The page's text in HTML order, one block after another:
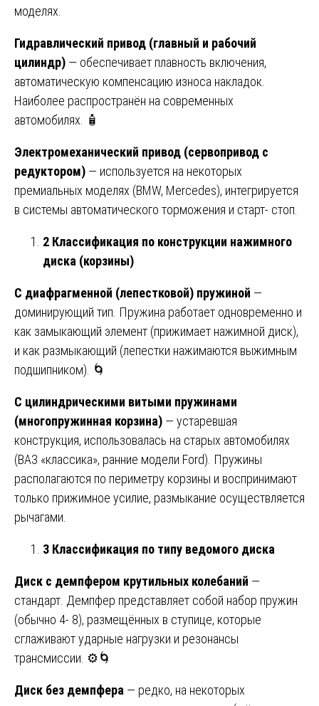
моделях.
Гидравлический привод (главный и рабочий
цилиндр) — обеспечивает плавность включения,
автоматическую компенсацию износа накладок.
Наиболее распространён на современных
автомобилях. 🧴
Электромеханический привод (сервопривод с
редуктором) — используется на некоторых
премиальных моделях (BMW, Mercedes), интегрируется
в системы автоматического торможения и старт- стоп.
2 Классификация по конструкции нажимного
диска (корзины)
С диафрагменной (лепестковой) пружиной —
доминирующий тип. Пружина работает одновременно и
как замыкающий элемент (прижимает нажимной диск),
и как размыкающий (лепестки нажимаются выжимным
подшипником). 🌀
С цилиндрическими витыми пружинами
(многопружинная корзина) — устаревшая
конструкция, использовалась на старых автомобилях
(ВАЗ «классика», ранние модели Ford). Пружины
располагаются по периметру корзины и воспринимают
только прижимное усилие, размыкание осуществляется
рычагами.
3 Классификация по типу ведомого диска
Диск с демпфером крутильных колебаний —
стандарт. Демпфер представляет собой набор пружин
(обычно 4- 8), размещённых в ступице, которые
сглаживают ударные нагрузки и резонансы
трансмиссии. ⚙️🌀
Диск без демпфера — редко, на некоторых